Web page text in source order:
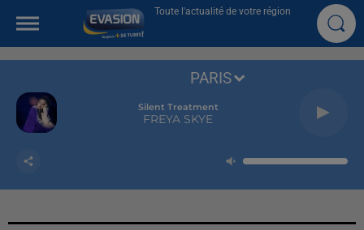
Toute l'actualité de votre région
Silent Treatment
FREYA SKYE
PARIS